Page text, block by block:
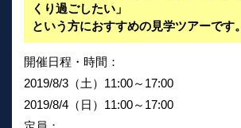
くり過ごしたい」
という方におすすめの見学ツアーです。
開催日程・時間：
2019/8/3（土）11:00～17:00
2019/8/4（日）11:00～17:00